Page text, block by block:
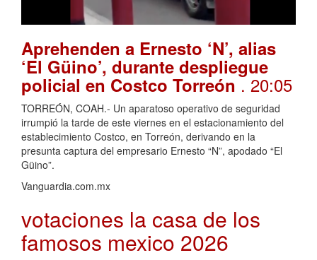
Aprehenden a Ernesto ‘N’, alias
‘El Güino’, durante despliegue
policial en Costco Torreón. 20:05
TORREÓN, COAH.- Un aparatoso operativo de seguridad
irrumpió la tarde de este viernes en el estacionamiento del
establecimiento Costco, en Torreón, derivando en la
presunta captura del empresario Ernesto “N”, apodado “El
Güino”.
Vanguardia.com.mx
votaciones la casa de los
famosos mexico 2026